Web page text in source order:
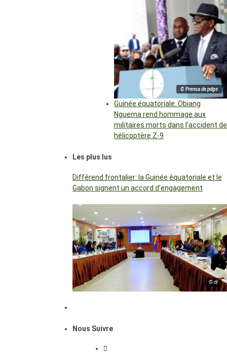
© Prensa de pdge
Guinée équatoriale: Obiang
Nguema rend hommage aux
militaires morts dans l’accident de
hélicoptère Z-9
Les plus lus
Différend frontalier: la Guinée équatoriale et le
Gabon signent un accord d’engagement
© dr
Nous Suivre